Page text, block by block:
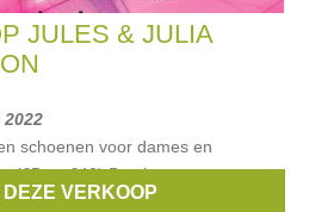
JULES & JULIA
schoenen voor dames en
(€5 tot €40) Betalen met
VERKOOP